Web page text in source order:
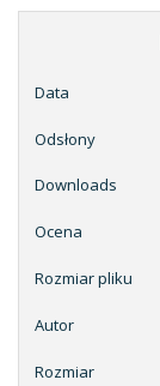
Data
Odsłony
Downloads
Ocena
Rozmiar pliku
Autor
Rozmiar